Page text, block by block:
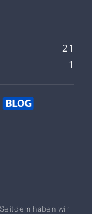
21
1
haben wir